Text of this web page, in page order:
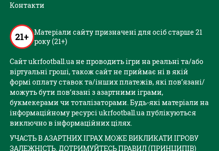
Контакти
21+ Матеріали сайту призначені для осіб старше 21
року (21+)
Сайт ukrfootball.ua не проводить ігри на реальні та/або
віртуальні гроші, також сайт не приймає ні в якій
формі оплату ставок та/інших платежів, які пов’язані/
можуть бути пов’язані з азартними іграми,
букмекерами чи тоталізаторами. Будь-які матеріали на
інформаційному ресурсі ukrfootball.ua публікуються
виключно в інформаційних цілях.
УЧАСТЬ В АЗАРТНИХ ІГРАХ МОЖЕ ВИКЛИКАТИ ІГРОВУ
ЗАЛЕЖНІСТЬ. ДОТРИМУЙТЕСЬ ПРАВИЛ (ПРИНЦИПІВ)